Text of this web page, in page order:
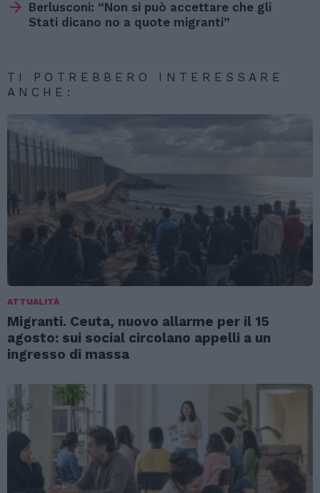
Berlusconi: “Non si può accettare che gli
Stati dicano no a quote migranti”
TI POTREBBERO INTERESSARE
ANCHE:
ATTUALITÀ
Migranti. Ceuta, nuovo allarme per il 15
agosto: sui social circolano appelli a un
ingresso di massa